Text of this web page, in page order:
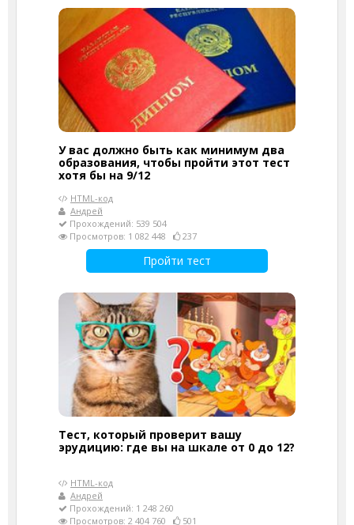
У вас должно быть как минимум два
образования, чтобы пройти этот тест
хотя бы на 9/12
HTML-код
Андрей
Прохождений: 539 504
Просмотров: 1 082 448
237
Пройти тест
Тест, который проверит вашу
эрудицию: где вы на шкале от 0 до 12?
HTML-код
Андрей
Прохождений: 1 248 260
Просмотров: 2 404 760
501